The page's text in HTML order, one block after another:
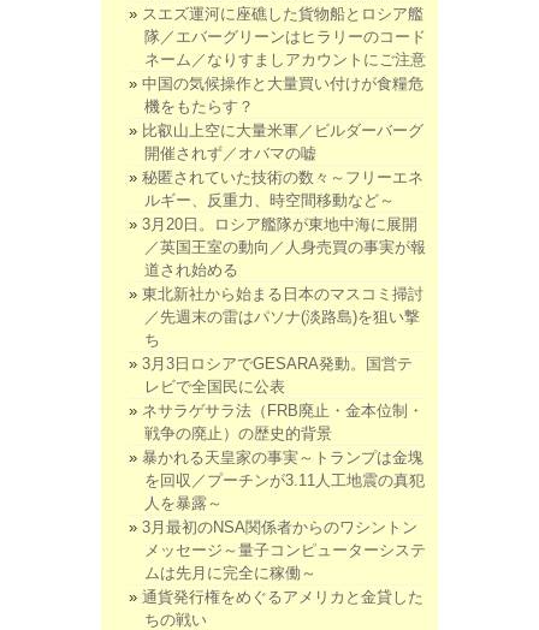
スエズ運河に座礁した貨物船とロシア艦
隊／エバーグリーンはヒラリーのコード
ネーム／なりすましアカウントにご注意
中国の気候操作と大量買い付けが食糧危
機をもたらす？
比叡山上空に大量米軍／ビルダーバーグ
開催されず／オバマの嘘
秘匿されていた技術の数々～フリーエネ
ルギー、反重力、時空間移動など～
3月20日。ロシア艦隊が東地中海に展開
／英国王室の動向／人身売買の事実が報
道され始める
東北新社から始まる日本のマスコミ掃討
／先週末の雷はパソナ(淡路島)を狙い撃
ち
3月3日ロシアでGESARA発動。国営テ
レビで全国民に公表
ネサラゲサラ法（FRB廃止・金本位制・
戦争の廃止）の歴史的背景
暴かれる天皇家の事実～トランプは金塊
を回収／プーチンが3.11人工地震の真犯
人を暴露～
3月最初のNSA関係者からのワシントン
メッセージ～量子コンピューターシステ
ムは先月に完全に稼働～
通貨発行権をめぐるアメリカと金貸した
ちの戦い